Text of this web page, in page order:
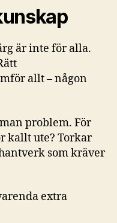
är inte för alla.
allt – någon
problem. För
kallt ute? Torkar
som kräver
extra